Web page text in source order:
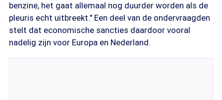
benzine, het gaat allemaal nog duurder worden als de
pleuris echt uitbreekt." Een deel van de ondervraagden
stelt dat economische sancties daardoor vooral
nadelig zijn voor Europa en Nederland.